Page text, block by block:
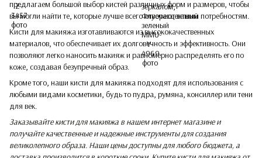
предлагаем большой выбор кистей различных форм и размеров, чтобы
вы могли найти те, которые лучше всего отвечают вашим потребностям.
Кисти для макияжа изготавливаются из высококачественных
материалов, что обеспечивает их долговечность и эффективность. Они
позволяют легко наносить макияж и равномерно распределять его по
коже, создавая безупречный образ.
Кроме того, наши кисти для макияжа подходят для использования с
любыми видами косметики, будь то пудра, румяна, консиллер или тени
для век.
Заказывайте кисти для макияжа в нашем интернет магазине и
получайте качественные и надежные инструменты для создания
великолепного образа. Наши цены доступны для любого бюджета, а